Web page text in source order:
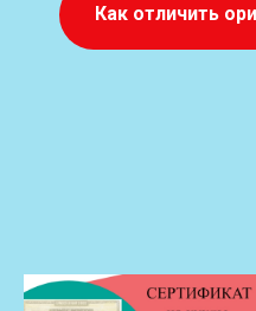
Как отличить